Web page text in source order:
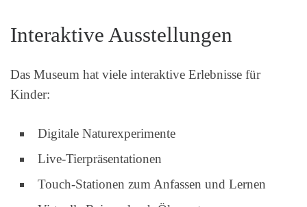
Interaktive Ausstellungen
Das Museum hat viele interaktive Erlebnisse für
Kinder:
Digitale Naturexperimente
Live-Tierpräsentationen
Touch-Stationen zum Anfassen und Lernen